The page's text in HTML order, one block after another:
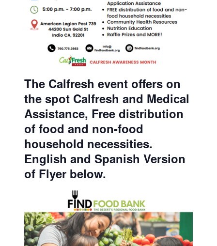
The Calfresh event offers on
the spot Calfresh and Medical
Assistance, Free distribution
of food and non-food
household necessities.
English and Spanish Version
of Flyer below.